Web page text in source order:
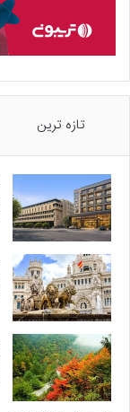
تازه ترین